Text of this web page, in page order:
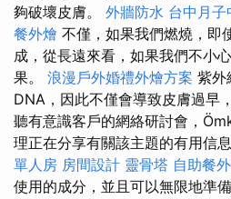
夠破壞皮膚。 外牆防水 台中月子
餐外燴 不僅，如果我們燃燒，即
成，從長遠來看，如果我們不小
果。 浪漫戶外婚禮外燴方案 紫外
DNA，因此不僅會導致皮膚過早
聽有意識客戶的網絡研討會，
理正在分享有關該主題的有用信息
單人房 房間設計 靈骨塔 自助餐
使用的成分，並且可以無限地準